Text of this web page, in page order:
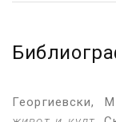
Георгиевски,